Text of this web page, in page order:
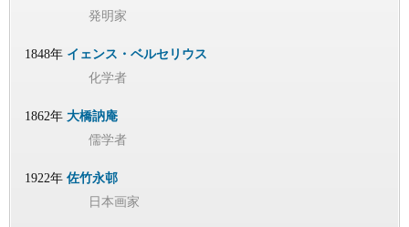
発明家
1848年 イェンス・ベルセリウス
化学者
1862年 大橋訥庵
儒学者
1922年 佐竹永邨
日本画家